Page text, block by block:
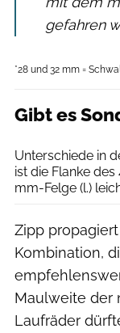
gefahren
*28 und 32 mm =
Gibt es
Unterschiede in
ist die Flanke
mm-Felge (l.)
Zipp
Kombination,
Maulweite der
Laufräder